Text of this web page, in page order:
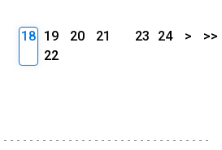
18 19 20
21
22
23 24 > >>